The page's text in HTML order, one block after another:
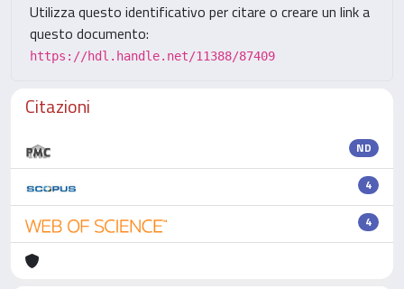
Utilizza questo identificativo per citare o creare un link a
questo documento:
https://hdl.handle.net/11388/87409
Citazioni
ND
4
4